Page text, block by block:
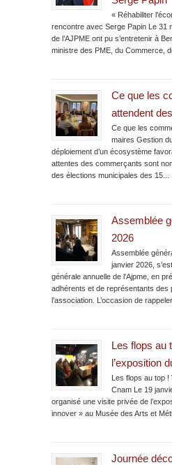
« Réhabiliter
rencontre avec Serge Papin Le 31
de l’AJPME ont pu s’entretenir à
ministre des PME, du Commerce,
Ce que les
attendent
Ce que les
maires Gestion
déploiement d’un écosystème
attentes des commerçants sont
des élections municipales des 15...
Assemblée
2026
Assemblée
janvier 2026,
générale annuelle de l’Ajpme, en
adhérents et de représentants des
l’association. L’occasion de
Les flops au
l’exposition
Les flops au top !
Cnam Le 19
organisé une visite privée de
innover » au Musée des Arts et
Journée